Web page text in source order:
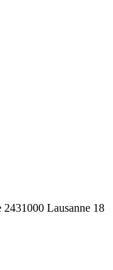
2431000 Lausanne 18